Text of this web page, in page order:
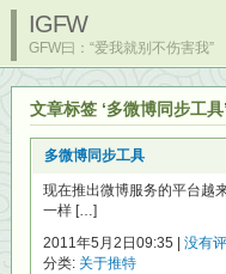
IGFW
GFW曰：“爱我就别不伤害我”
文章标签 ‘多微博同步工具’
多微博同步工具
现在推出微博服务的平台越
一样 […]
2011年5月2日09:35 | 没有
分类: 关于推特